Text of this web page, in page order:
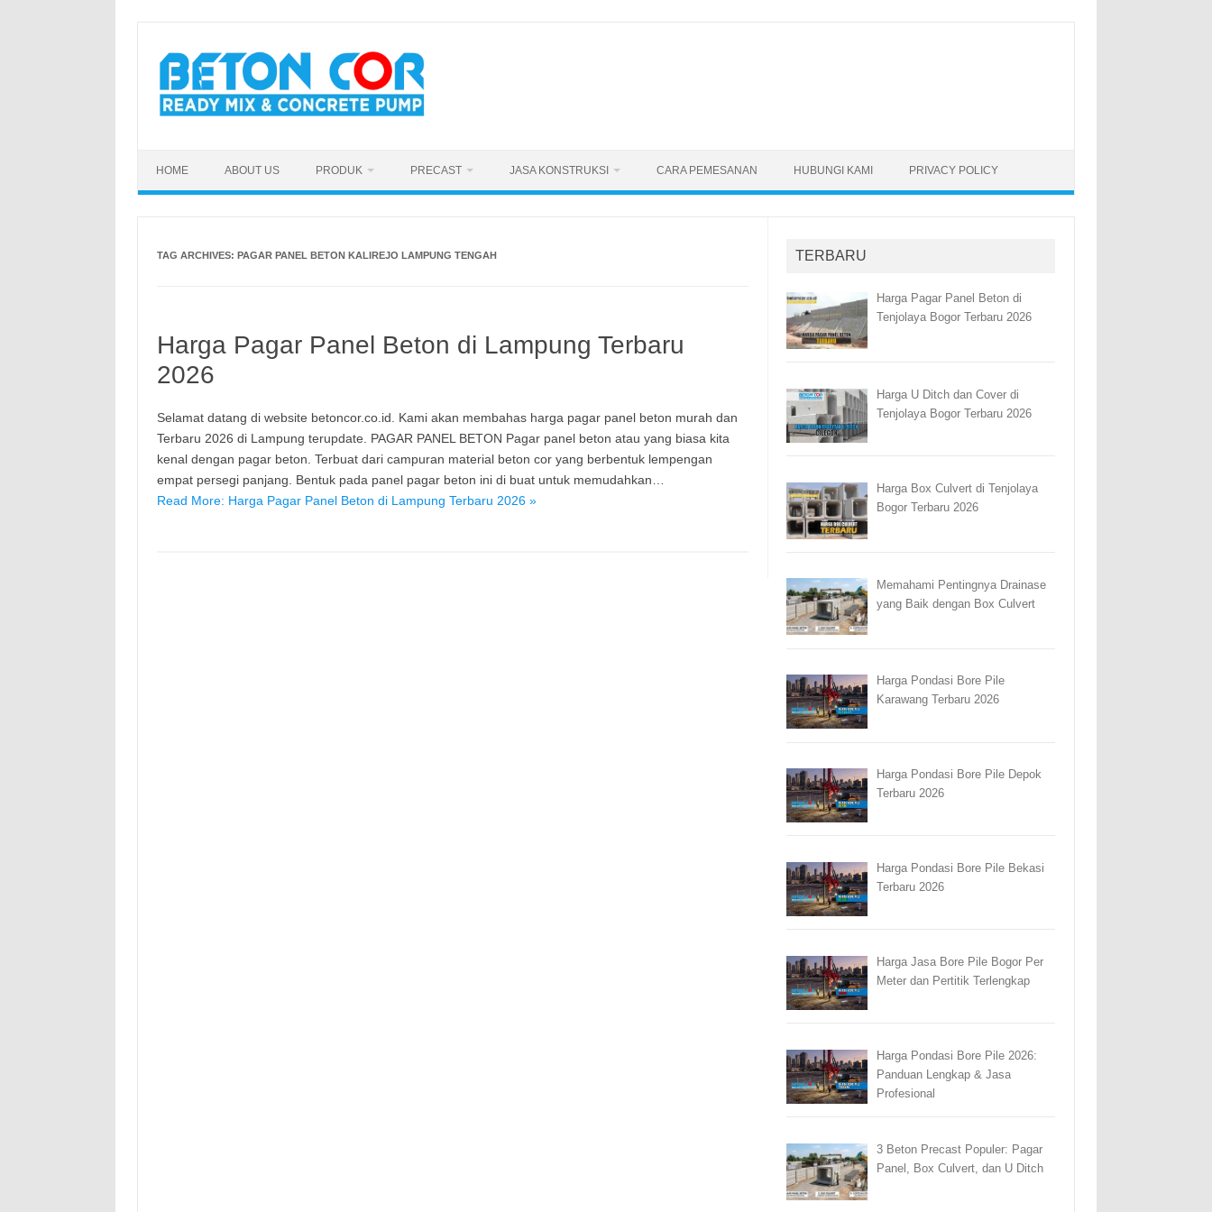
content
HOME ABOUT US PRODUK PRECAST JASA KONSTRUKSI CARA PEMESANAN HUBUNGI KAMI PRIVACY POLICY
TAG ARCHIVES: PAGAR PANEL BETON KALIREJO LAMPUNG TENGAH
Harga Pagar Panel Beton di Lampung Terbaru
2026
Selamat datang di website betoncor.co.id. Kami akan membahas harga pagar panel beton murah dan
Terbaru 2026 di Lampung terupdate. PAGAR PANEL BETON Pagar panel beton atau yang biasa kita
kenal dengan pagar beton. Terbuat dari campuran material beton cor yang berbentuk lempengan
empat persegi panjang. Bentuk pada panel pagar beton ini di buat untuk memudahkan…
Read More: Harga Pagar Panel Beton di Lampung Terbaru 2026 »
TERBARU
Harga Pagar Panel Beton di
Tenjolaya Bogor Terbaru 2026
Harga U Ditch dan Cover di
Tenjolaya Bogor Terbaru 2026
Harga Box Culvert di Tenjolaya
Bogor Terbaru 2026
Memahami Pentingnya Drainase
yang Baik dengan Box Culvert
Harga Pondasi Bore Pile
Karawang Terbaru 2026
Harga Pondasi Bore Pile Depok
Terbaru 2026
Harga Pondasi Bore Pile Bekasi
Terbaru 2026
Harga Jasa Bore Pile Bogor Per
Meter dan Pertitik Terlengkap
Harga Pondasi Bore Pile 2026:
Panduan Lengkap & Jasa
Profesional
3 Beton Precast Populer: Pagar
Panel, Box Culvert, dan U Ditch